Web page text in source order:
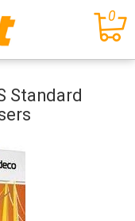
0
Standard